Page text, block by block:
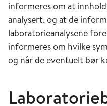
informeres om at
analysert, og at de
laboratorieanalysene
informeres om hvilke
og når de eventuelt bør